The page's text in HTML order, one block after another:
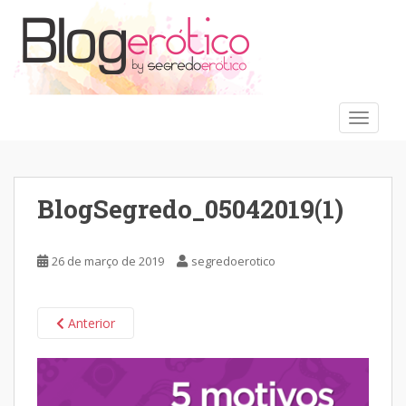
BlogSegredo_05042019(1)
26 de março de 2019 segredoerotico
Anterior